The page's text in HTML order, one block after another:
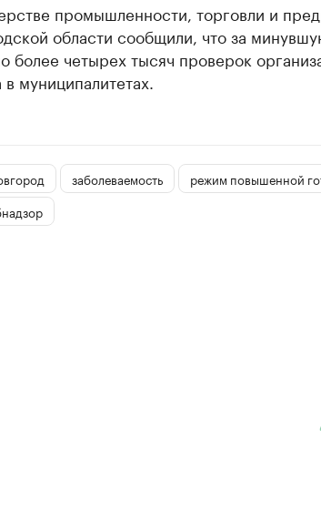
промышленности, торговли и
области сообщили, что за
более четырех тысяч проверок
муниципалитетах.
заболеваемость
режим повышенной